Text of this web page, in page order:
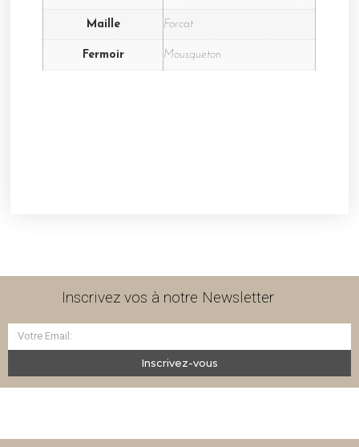
Maille Forcat
Fermoir Mousqueton
Inscrivez vos à notre Newsletter
Inscrivez-vous